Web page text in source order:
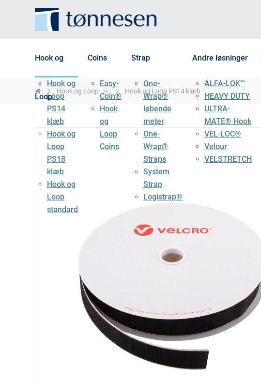
Hook og
Loop
Hook og
Loop
PS14
klæb
Hook og
Loop
PS18
klæb
Hook og
Loop
standard
Coins
Easy-
Coin®
Hook
og
Loop
Coins
Strap
One-
Wrap®
løbende
meter
One-
Wrap®
Straps
System
Strap
Logistrap®
Andre løsninger
ALFA-LOK™
HEAVY DUTY
ULTRA-
MATE® Hook
VEL-LOC®
Velour
VELSTRETCH
Hook og Loop Hook og Loop PS14 klæb